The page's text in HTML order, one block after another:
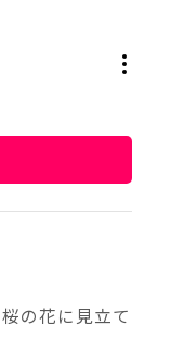
の花に見立て